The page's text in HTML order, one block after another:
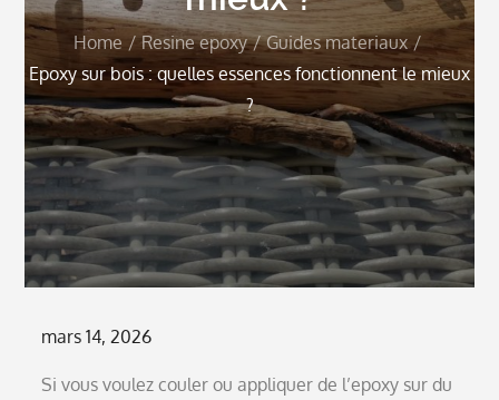
Home Resine epoxy
Guides materiaux
Epoxy sur bois : quelles essences fonctionnent le mieux
?
Posted
mars 14, 2026
Si vous voulez couler ou appliquer de l’epoxy sur du